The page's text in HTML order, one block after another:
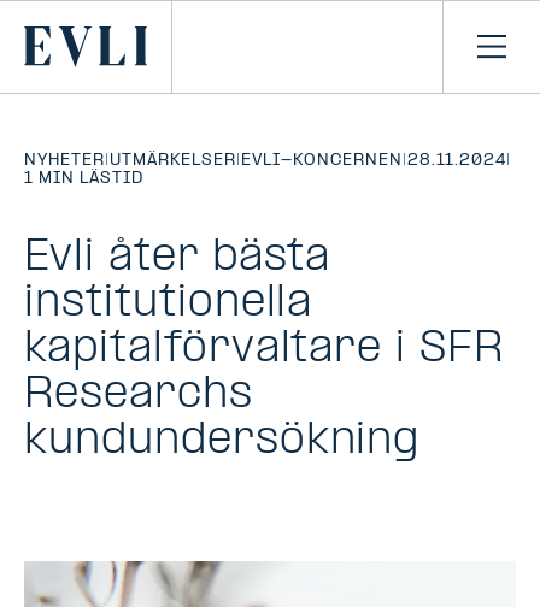
Primary
NYHETER| UTMÄRKELSER| EVLI-KONCERNEN |28.11.2024|
1 MIN LÄSTID
Evli åter bästa
institutionella
kapitalförvaltare i SFR
Researchs
kundundersökning